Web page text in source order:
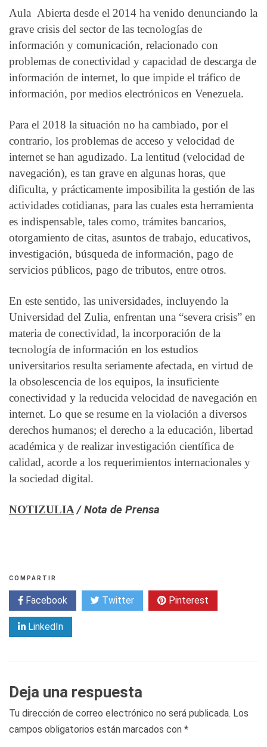
Aula Abierta desde el 2014 ha venido denunciando la
grave crisis del sector de las tecnologías de
información y comunicación, relacionado con
problemas de conectividad y capacidad de descarga de
información de internet, lo que impide el tráfico de
información, por medios electrónicos en Venezuela.
Para el 2018 la situación no ha cambiado, por el
contrario, los problemas de acceso y velocidad de
internet se han agudizado. La lentitud (velocidad de
navegación), es tan grave en algunas horas, que
dificulta, y prácticamente imposibilita la gestión de las
actividades cotidianas, para las cuales esta herramienta
es indispensable, tales como, trámites bancarios,
otorgamiento de citas, asuntos de trabajo, educativos,
investigación, búsqueda de información, pago de
servicios públicos, pago de tributos, entre otros.
En este sentido, las universidades, incluyendo la
Universidad del Zulia, enfrentan una “severa crisis” en
materia de conectividad, la incorporación de la
tecnología de información en los estudios
universitarios resulta seriamente afectada, en virtud de
la obsolescencia de los equipos, la insuficiente
conectividad y la reducida velocidad de navegación en
internet. Lo que se resume en la violación a diversos
derechos humanos; el derecho a la educación, libertad
académica y de realizar investigación científica de
calidad, acorde a los requerimientos internacionales y
la sociedad digital.
NOTIZULIA / Nota de Prensa
COMPARTIR
Facebook Twitter Pinterest
LinkedIn
Deja una respuesta
Tu dirección de correo electrónico no será publicada. Los
campos obligatorios están marcados con *